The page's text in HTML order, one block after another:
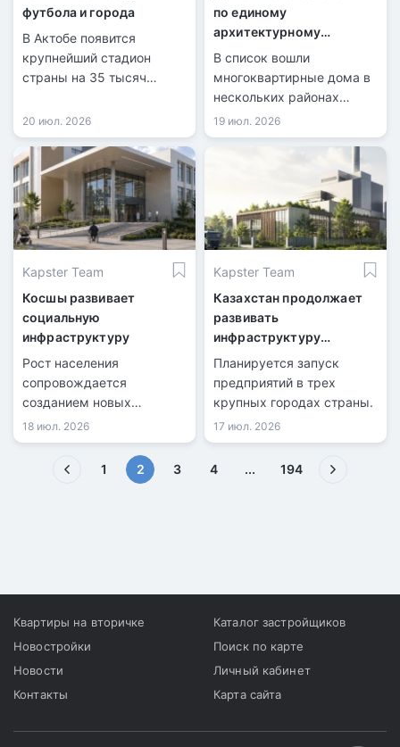
футбола и города
В Актобе появится
крупнейший стадион
страны на 35 тысяч
20 июл. 2026
по единому
архитектурному
стандарту
В список вошли
многоквартирные дома в
нескольких районах
столицы.
19 июл. 2026
Kapster Team
Косшы развивает
социальную
инфраструктуру
Рост населения
сопровождается
созданием новых
медицинских и
образовательных
18 июл. 2026
Kapster Team
Казахстан продолжает
развивать
инфраструктуру
переработки отходов
Планируется запуск
предприятий в трех
крупных городах страны.
17 июл. 2026
1 2(текущая)
3 4 ... 194
Квартиры на вторичке
Новостройки
Новости
Контакты
Каталог застройщиков
Поиск по карте
Личный кабинет
Карта сайта